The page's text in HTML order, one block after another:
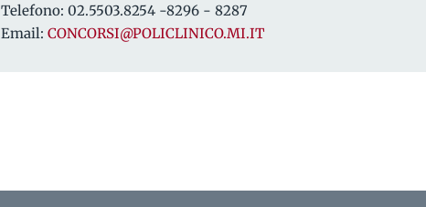
Telefono: 02.5503.8254 -8296 - 8287
Email: CONCORSI@POLICLINICO.MI.IT